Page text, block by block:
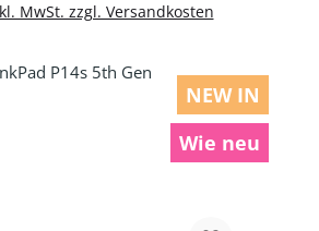
MwSt. zzgl. Versandkosten
NEW IN
Wie neu